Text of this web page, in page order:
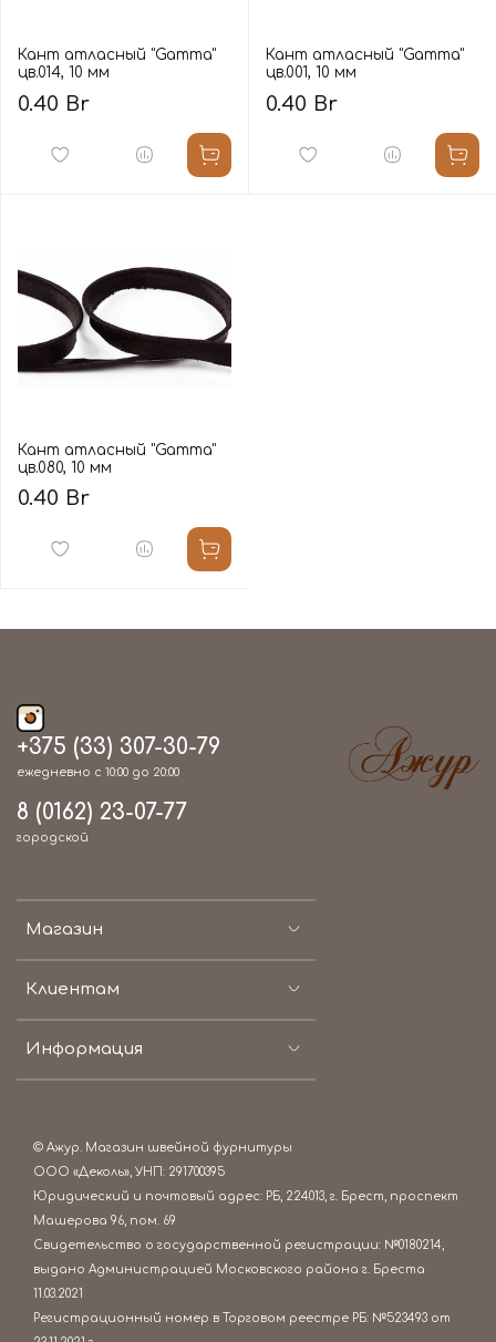
Кант атласный "Gamma"
цв.014, 10 мм
0.40 Br
Кант атласный "Gamma"
цв.001, 10 мм
0.40 Br
Кант атласный "Gamma"
цв.080, 10 мм
0.40 Br
Магазин
Клиентам
Информация
+375 (33) 307-30-79
ежедневно с 10:00 до 20:00
8 (0162) 23-07-77
городской
© Ажур. Магазин швейной фурнитуры
ООО «Деколь», УНП: 291700395
Юридический и почтовый адрес: РБ, 224013, г. Брест, проспект
Машерова 96, пом. 69
Свидетельство о государственной регистрации: №0180214,
выдано Администрацией Московского района г. Бреста
11.03.2021
Регистрационный номер в Торговом реестре РБ: №523493 от